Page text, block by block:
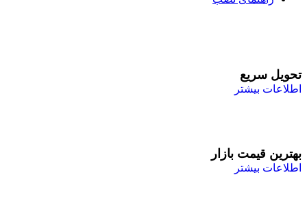
تحویل سریع
اطلاعات بیشتر
بهترین قیمت بازار
اطلاعات بیشتر